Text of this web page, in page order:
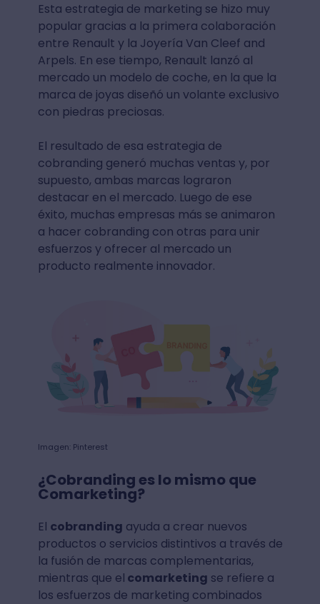
Esta estrategia de marketing se hizo muy
popular gracias a la primera colaboración
entre Renault y la Joyería Van Cleef and
Arpels. En ese tiempo, Renault lanzó al
mercado un modelo de coche, en la que la
marca de joyas diseñó un volante exclusivo
con piedras preciosas.
El resultado de esa estrategia de
cobranding generó muchas ventas y, por
supuesto, ambas marcas lograron
destacar en el mercado. Luego de ese
éxito, muchas empresas más se animaron
a hacer cobranding con otras para unir
esfuerzos y ofrecer al mercado un
producto realmente innovador.
Imagen: Pinterest
¿Cobranding es lo mismo que
Comarketing?
El cobranding ayuda a crear nuevos
productos o servicios distintivos a través de
la fusión de marcas complementarias,
mientras que el comarketing se refiere a
los esfuerzos de marketing combinados